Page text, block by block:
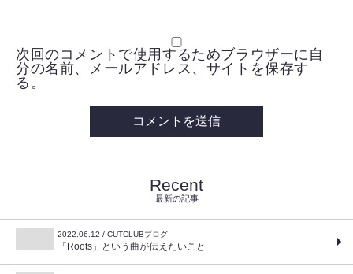
次回のコメントで使用するためブラウザーに自
分の名前、メールアドレス、サイトを保存す
る。
Recent
最新の記事
2022.06.12 / CUTCLUBブログ
「Roots」という曲が伝えたいこと